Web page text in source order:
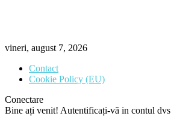
vineri, august 7, 2026
Contact
Cookie Policy (EU)
Conectare
Bine ați venit! Autentificați-vă in contul dvs